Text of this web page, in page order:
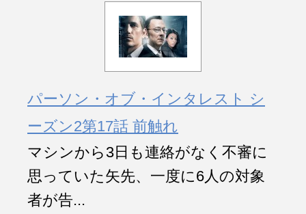
パーソン・オブ・インタレスト シ
ーズン2第17話 前触れ
マシンから3日も連絡がなく不審に
思っていた矢先、一度に6人の対象
者が告...